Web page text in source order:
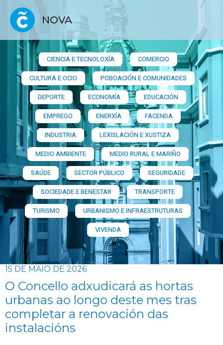
NOVA
CIENCIA E TECNOLOXÍA
COMERCIO
CULTURA E OCIO
POBOACIÓN E COMUNIDADES
DEPORTE
ECONOMÍA
EDUCACIÓN
EMPREGO
ENERXÍA
FACENDA
INDUSTRIA
LEXISLACIÓN E XUSTIZA
MEDIO AMBIENTE
MEDIO RURAL E MARIÑO
SAÚDE
SECTOR PÚBLICO
SEGURIDADE
SOCIEDADE E BENESTAR
TRANSPORTE
TURISMO
URBANISMO E INFRAESTRUTURAS
VIVENDA
15 DE MAIO DE 2026
O Concello adxudicará as hortas
urbanas ao longo deste mes tras
completar a renovación das
instalacións